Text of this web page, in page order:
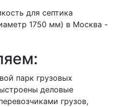
для септика
1750 мм) в Москва -
парк грузовых
деловые
грузов,